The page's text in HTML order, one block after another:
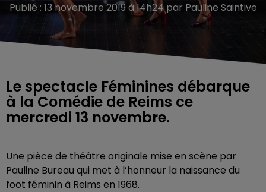
Publié : 13 novembre 2019 à 14h24 par Pauline Saintive
Le spectacle Féminines débarque
à la Comédie de Reims ce
mercredi 13 novembre.
Une pièce de théâtre originale mise en scène par
Pauline Bureau qui met à l’honneur la naissance du
foot féminin à Reims en 1968.